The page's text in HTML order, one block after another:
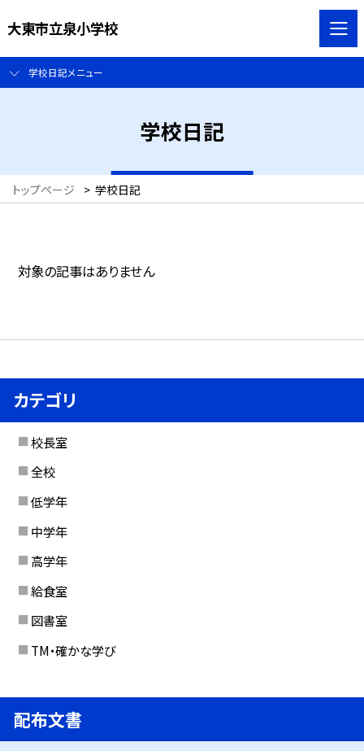
大東市立泉小学校
学校日記メニュー
学校日記
トップページ > 学校日記
対象の記事はありません
カテゴリ
校長室
全校
低学年
中学年
高学年
給食室
図書室
TM・確かな学び
配布文書